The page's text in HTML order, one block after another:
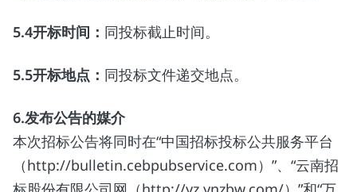
5.4开标时间： 同投标截止时间。
5.5开标地点： 同投标文件递交地点。
6.发布公告的媒介
本次招标公告将同时在“中国招标投标公共服务平台
（http://bulletin.cebpubservice.com）”、“云南招